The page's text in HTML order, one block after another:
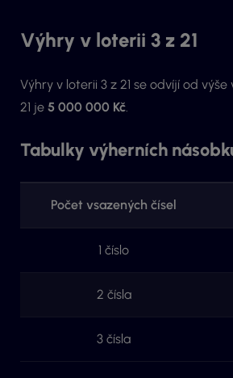
Výhry v loterii 3 z 21
Výhry v loterii 3 z 21 se odvíjí od
21 je 5 000 000 Kč.
Tabulky výherních
Počet vsazených čísel
1 číslo
2 čísla
3 čísla